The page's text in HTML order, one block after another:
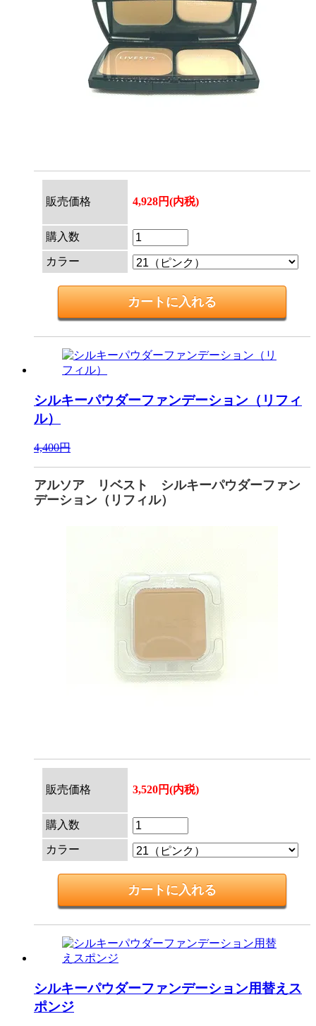
販売価格 4,928円(内税)
購入数
カラー
シルキーパウダーファンデーション（リフィ
ル）
4,400円
アルソア リベスト シルキーパウダーファン
デーション（リフィル）
販売価格 3,520円(内税)
購入数
カラー
シルキーパウダーファンデーション用替えス
ポンジ